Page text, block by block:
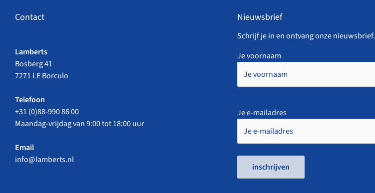
Contact
Lamberts
Bosberg 41
7271 LE Borculo
Telefoon
+31 (0)88-990 86 00
Maandag-vrijdag van 9:00 tot 18:00 uur
Email
info@lamberts.nl
Nieuwsbrief
Schrijf je in en ontvang onze nieuwsbrief.
Je voornaam
Je e-mailadres
inschrijven